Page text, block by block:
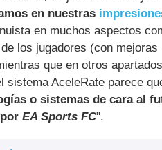
en nuestras
en muchos aspectos
los jugadores (con
que en otros
sistema AceleRate parece
o sistemas de cara al
EA Sports FC".